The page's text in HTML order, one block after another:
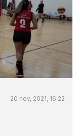
20 nov, 2021, 16:22